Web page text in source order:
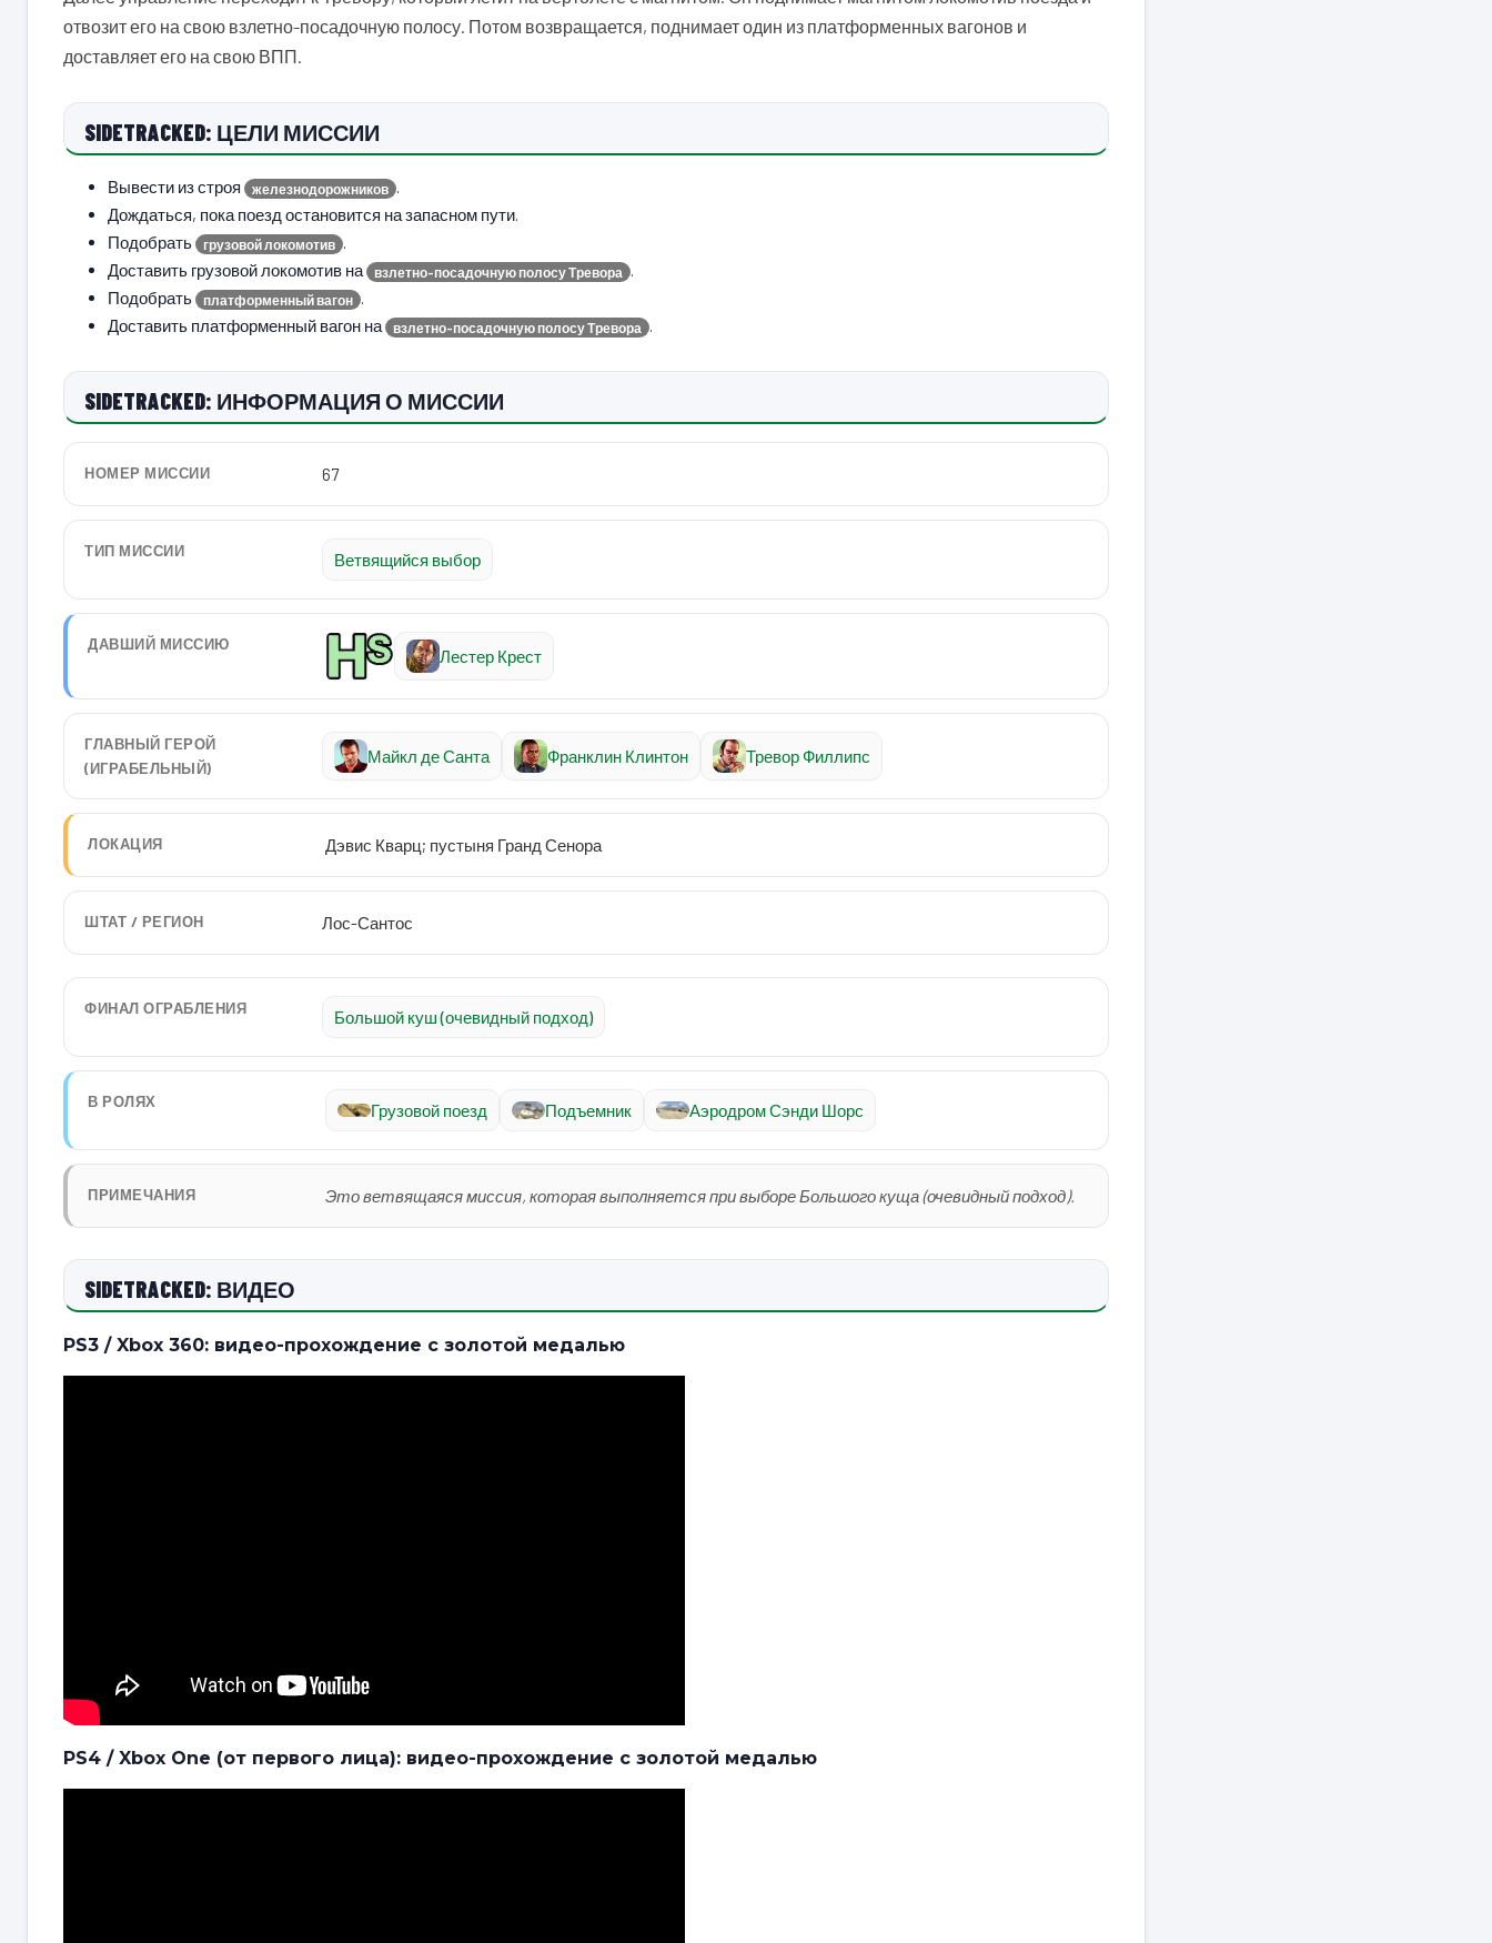
отвозит его на свою взлетно-посадочную полосу. Потом возвращается, поднимает один из платформенных вагонов и
доставляет его на свою ВПП.
SIDETRACKED: ЦЕЛИ МИССИИ
Вывести из строя железнодорожников .
Дождаться, пока поезд остановится на запасном пути.
Подобрать
грузовой локомотив .
Доставить грузовой локомотив на
взлетно-посадочную полосу Тревора
.
Подобрать
платформенный вагон .
Доставить платформенный вагон на
взлетно-посадочную полосу Тревора .
SIDETRACKED: ИНФОРМАЦИЯ О МИССИИ
НОМЕР МИССИИ 67
ТИП МИССИИ Ветвящийся выбор
ДАВШИЙ МИССИЮ
Лестер Крест
ГЛАВНЫЙ ГЕРОЙ
(ИГРАБЕЛЬНЫЙ)
Майкл де Санта Франклин Клинтон Тревор Филлипс
ЛОКАЦИЯ Дэвис Кварц; пустыня Гранд Сенора
ШТАТ / РЕГИОН Лос-Сантос
ФИНАЛ ОГРАБЛЕНИЯ Большой куш (очевидный подход)
В РОЛЯХ Грузовой поезд Подъемник Аэродром Сэнди Шорс
ПРИМЕЧАНИЯ Это ветвящаяся миссия, которая выполняется при выборе Большого куща (очевидный подход).
SIDETRACKED: ВИДЕО
PS3 / Xbox 360: видео-прохождение с золотой медалью
PS4 / Xbox One (от первого лица): видео-прохождение с золотой медалью